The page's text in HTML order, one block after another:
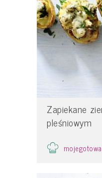
Zapiekane
pleśniowym